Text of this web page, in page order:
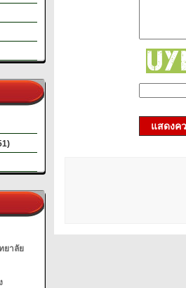
ยาลัย
แสดงค